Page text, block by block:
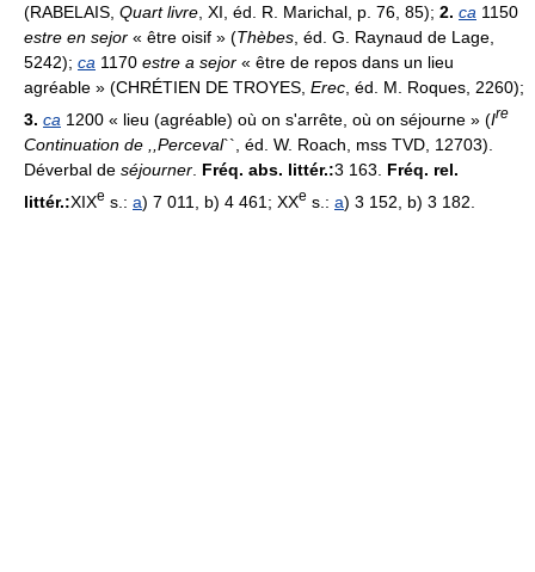
(RABELAIS, Quart livre , XI, éd. R. Marichal, p. 76, 85); 2. ca 1150
estre en sejor « être oisif » (Thèbes , éd. G. Raynaud de Lage,
5242); ca 1170 estre a sejor « être de repos dans un lieu
agréable » (CHRÉTIEN DE TROYES, Erec , éd. M. Roques, 2260);
3. ca 1200 « lieu (agréable) où on s'arrête, où on séjourne » (Ire
Continuation de ,,Perceval``, éd. W. Roach, mss TVD, 12703).
Déverbal de séjourner Fréq. abs. littér.:3 163. Fréq. rel.
littér.:XIXe s.: a) 7 011, b) 4 461; XXe s.: a) 3 152, b) 3 182.